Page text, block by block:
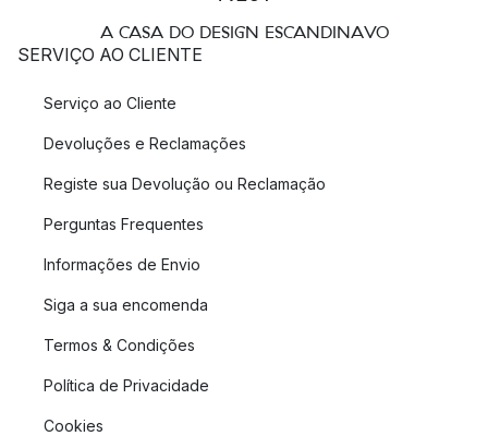
A CASA DO DESIGN ESCANDINAVO
SERVIÇO AO CLIENTE
Serviço ao Cliente
Devoluções e Reclamações
Registe sua Devolução ou Reclamação
Perguntas Frequentes
Informações de Envio
Siga a sua encomenda
Termos & Condições
Política de Privacidade
Cookies